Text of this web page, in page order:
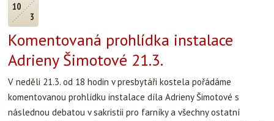
10
3
Komentovaná prohlídka instalace
Adrieny Šimotové 21.3.
V neděli 21.3. od 18 hodin v presbytáři kostela pořádáme
komentovanou prohlídku instalace díla Adrieny Šimotové s
následnou debatou v sakristii pro farníky a všechny ostatní